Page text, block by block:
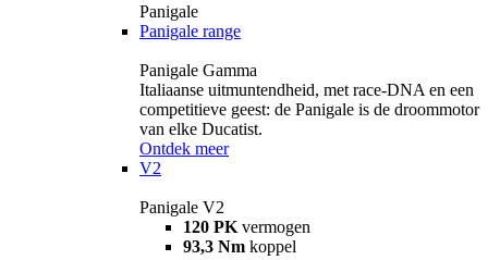
Panigale
Panigale range
Panigale Gamma
Italiaanse uitmuntendheid, met race-DNA en een
competitieve geest: de Panigale is de droommotor
van elke Ducatist.
Ontdek meer
V2
Panigale V2
120 PK vermogen
93,3 Nm koppel